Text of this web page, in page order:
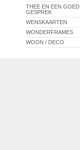
THEE EN EEN GOED
GESPREK
WENSKAARTEN
WONDERFRAMES
WOON / DECO